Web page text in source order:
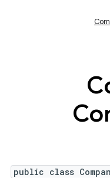
public class